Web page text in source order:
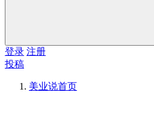
登录 注册
投稿
美业说首页